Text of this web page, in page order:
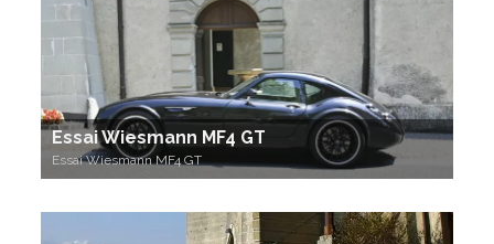
Essai Wiesmann MF4 GT
Essai Wiesmann MF4 GT